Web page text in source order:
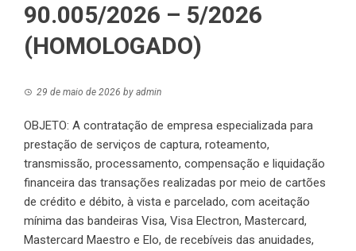
90.005/2026 – 5/2026
(HOMOLOGADO)
29 de maio de 2026 by admin
OBJETO: A contratação de empresa especializada para
prestação de serviços de captura, roteamento,
transmissão, processamento, compensação e liquidação
financeira das transações realizadas por meio de cartões
de crédito e débito, à vista e parcelado, com aceitação
mínima das bandeiras Visa, Visa Electron, Mastercard,
Mastercard Maestro e Elo, de recebíveis das anuidades,